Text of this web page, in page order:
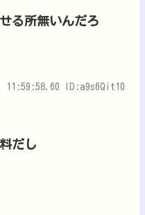
る所無いんだろ
11:59:58.60 ID:a9s6Qit10
だし